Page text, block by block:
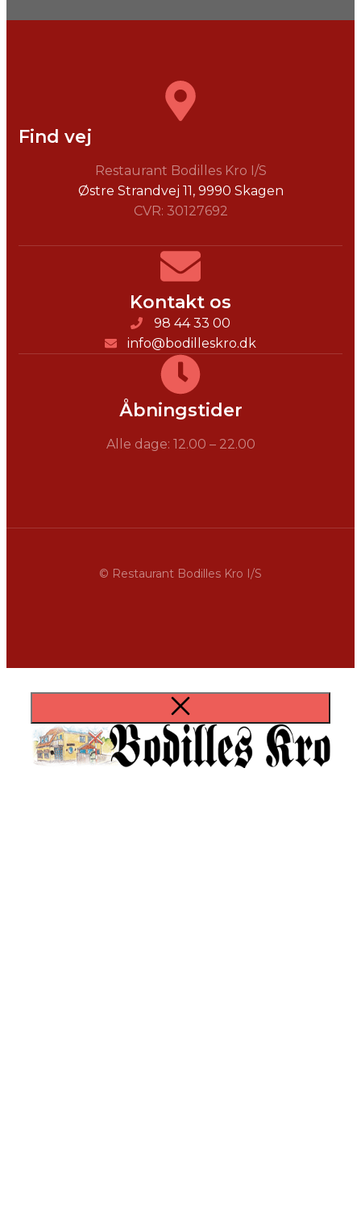
Find vej
Restaurant Bodilles Kro I/S
Østre Strandvej 11, ​9990 Skagen
CVR: 30127692
Kontakt os
98 44 33 00
info@bodilleskro.dk
Åbningstider
Alle dage: 12.00 – 22.00
© Restaurant Bodilles Kro I/S